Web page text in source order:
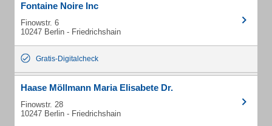
Fontaine Noire Inc
Finowstr. 6
10247 Berlin - Friedrichshain
Gratis-Digitalcheck
Haase Möllmann Maria Elisabete Dr.
Finowstr. 28
10247 Berlin - Friedrichshain